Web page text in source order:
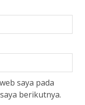
saya pada
berikutnya.